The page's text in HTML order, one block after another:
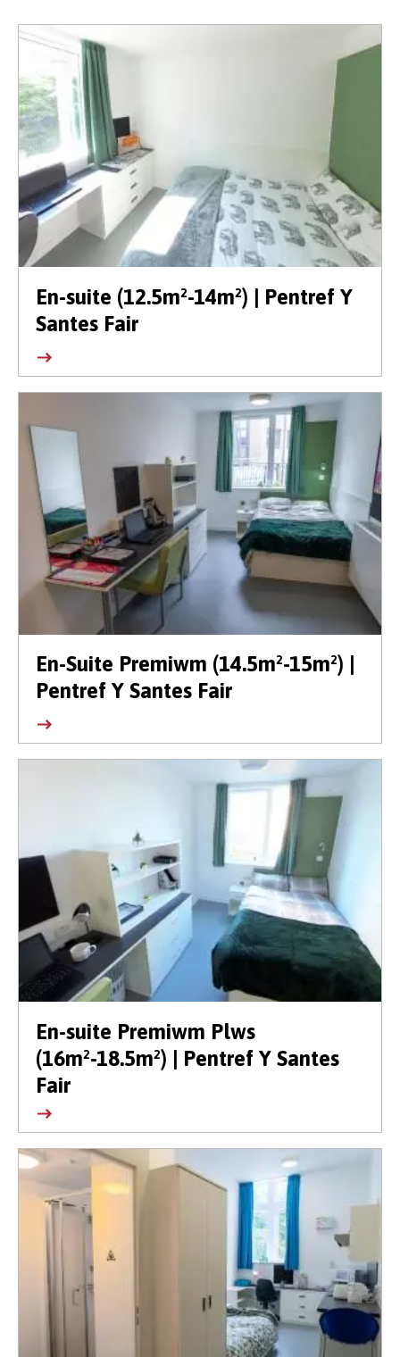
En-suite (12.5m²-14m²) | Pentref Y
Santes Fair
En-Suite Premiwm (14.5m²-15m²) |
Pentref Y Santes Fair
En-suite Premiwm Plws
(16m²-18.5m²) | Pentref Y Santes
Fair